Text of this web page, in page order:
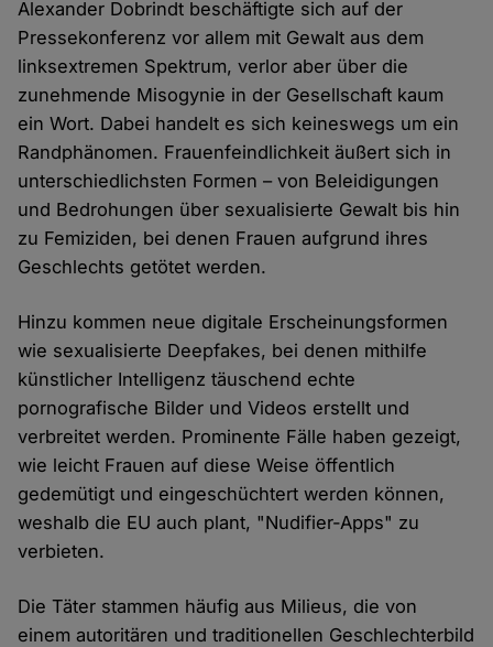
Alexander Dobrindt beschäftigte sich auf der
Pressekonferenz vor allem mit Gewalt aus dem
linksextremen Spektrum, verlor aber über die
zunehmende Misogynie in der Gesellschaft kaum
ein Wort. Dabei handelt es sich keineswegs um ein
Randphänomen. Frauenfeindlichkeit äußert sich in
unterschiedlichsten Formen – von Beleidigungen
und Bedrohungen über sexualisierte Gewalt bis hin
zu Femiziden, bei denen Frauen aufgrund ihres
Geschlechts getötet werden.
Hinzu kommen neue digitale Erscheinungsformen
wie sexualisierte Deepfakes, bei denen mithilfe
künstlicher Intelligenz täuschend echte
pornografische Bilder und Videos erstellt und
verbreitet werden. Prominente Fälle haben gezeigt,
wie leicht Frauen auf diese Weise öffentlich
gedemütigt und eingeschüchtert werden können,
weshalb die EU auch plant, "Nudifier-Apps" zu
verbieten.
Die Täter stammen häufig aus Milieus, die von
einem autoritären und traditionellen Geschlechterbild